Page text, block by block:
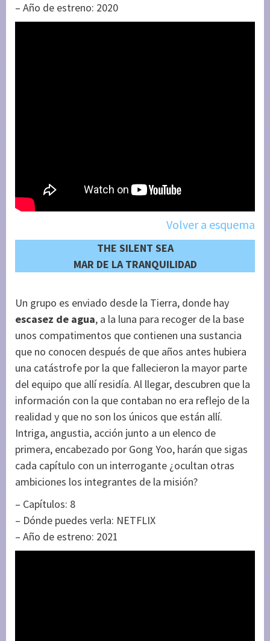
– Año de estreno: 2020
Volver a esquema
THE SILENT SEA
MAR DE LA TRANQUILIDAD
Un grupo es enviado desde la Tierra, donde hay
escasez de agua, a la luna para recoger de la base
unos compatimentos que contienen una sustancia
que no conocen después de que años antes hubiera
una catástrofe por la que fallecieron la mayor parte
del equipo que allí residía. Al llegar, descubren que la
información con la que contaban no era reflejo de la
realidad y que no son los únicos que están allí.
Intriga, angustia, acción junto a un elenco de
primera, encabezado por Gong Yoo, harán que sigas
cada capítulo con un interrogante ¿ocultan otras
ambiciones los integrantes de la misión?
– Capítulos: 8
– Dónde puedes verla: NETFLIX
– Año de estreno: 2021